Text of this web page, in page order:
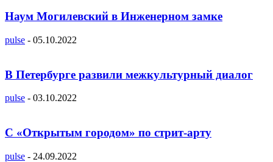
Наум Могилевский в Инженерном замке
pulse - 05.10.2022
В Петербурге развили межкультурный диалог
pulse - 03.10.2022
C «Открытым городом» по стрит-арту
pulse - 24.09.2022